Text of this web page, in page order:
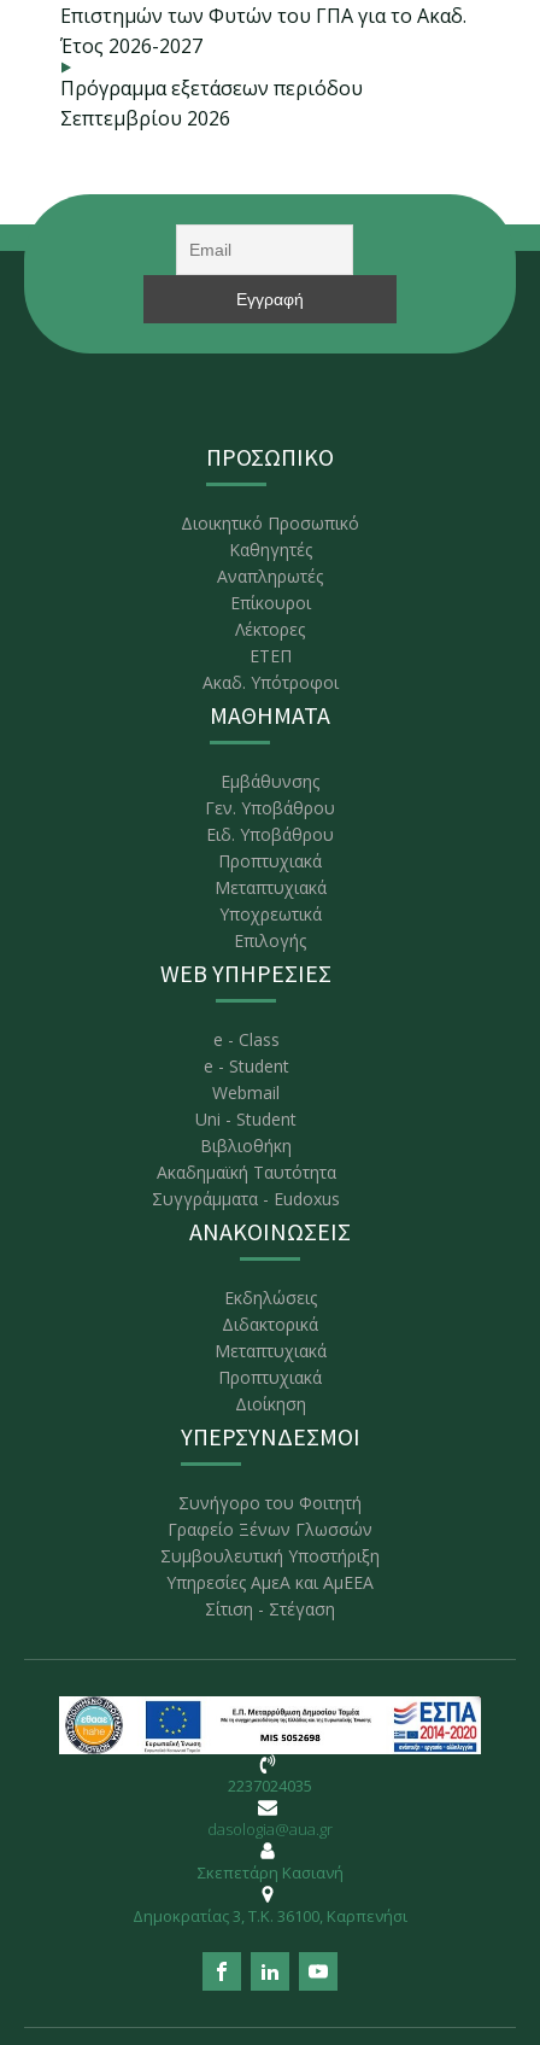
Επιστημών των Φυτών του ΓΠΑ για το Ακαδ.
Έτος 2026-2027
Πρόγραμμα εξετάσεων περιόδου
Σεπτεμβρίου 2026
ΠΡΟΣΩΠΙΚΟ
Διοικητικό Προσωπικό
Καθηγητές
Αναπληρωτές
Επίκουροι
Λέκτορες
ΕΤΕΠ
Ακαδ. Υπότροφοι
ΜΑΘΗΜΑΤΑ
Εμβάθυνσης
Γεν. Υποβάθρου
Ειδ. Υποβάθρου
Προπτυχιακά
Μεταπτυχιακά
Υποχρεωτικά
Επιλογής
WEB ΥΠΗΡΕΣΙΕΣ
e - Class
e - Student
Webmail
Uni - Student
Βιβλιοθήκη
Ακαδημαϊκή Ταυτότητα
Συγγράμματα - Eudoxus
ΑΝΑΚΟΙΝΩΣΕΙΣ
Εκδηλώσεις
Διδακτορικά
Μεταπτυχιακά
Προπτυχιακά
Διοίκηση
ΥΠΕΡΣΥΝΔΕΣΜΟΙ
Συνήγορο του Φοιτητή
Γραφείο Ξένων Γλωσσών
Συμβουλευτική Υποστήριξη
Υπηρεσίες ΑμεΑ και ΑμΕΕΑ
Σίτιση - Στέγαση
2237024035
dasologia@aua.gr
Σκεπετάρη Κασιανή
Δημοκρατίας 3, Τ.Κ. 36100, Kαρπενήσι